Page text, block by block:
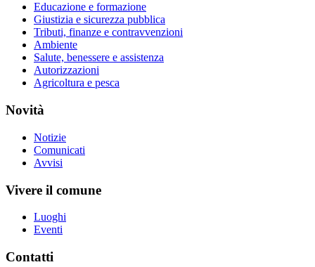
Educazione e formazione
Giustizia e sicurezza pubblica
Tributi, finanze e contravvenzioni
Ambiente
Salute, benessere e assistenza
Autorizzazioni
Agricoltura e pesca
Novità
Notizie
Comunicati
Avvisi
Vivere il comune
Luoghi
Eventi
Contatti